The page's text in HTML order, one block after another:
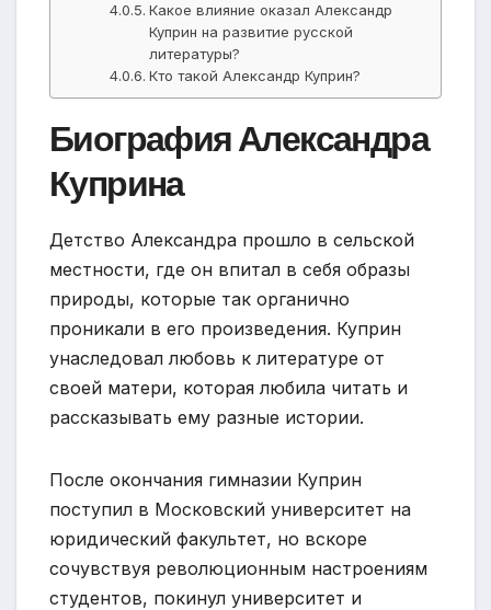
Какое влияние оказал Александр
Куприн на развитие русской
литературы?
Кто такой Александр Куприн?
Биография Александра
Куприна
Детство Александра прошло в сельской
местности, где он впитал в себя образы
природы, которые так органично
проникали в его произведения. Куприн
унаследовал любовь к литературе от
своей матери, которая любила читать и
рассказывать ему разные истории.
После окончания гимназии Куприн
поступил в Московский университет на
юридический факультет, но вскоре
сочувствуя революционным настроениям
студентов, покинул университет и